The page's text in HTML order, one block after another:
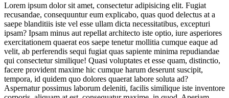
Lorem ipsum dolor sit amet, consectetur adipisicing elit. Fugiat
recusandae, consequuntur eum explicabo, quas quod delectus at a
saepe blanditiis iste vel esse ullam dicta necessitatibus, excepturi
ipsam? Ipsam minus aut repellat architecto iste optio, iure asperiores
exercitationem quaerat eos saepe tenetur mollitia cumque eaque ad
velit, ab perferendis sequi fugiat quas sapiente minima repudiandae
qui consectetur similique! Quasi voluptates et esse quam, distinctio,
facere provident maxime hic cumque harum deserunt suscipit,
tempora, id quidem quo dolores quaerat labore soluta ad?
Aspernatur possimus laborum deleniti, facilis similique iste inventore